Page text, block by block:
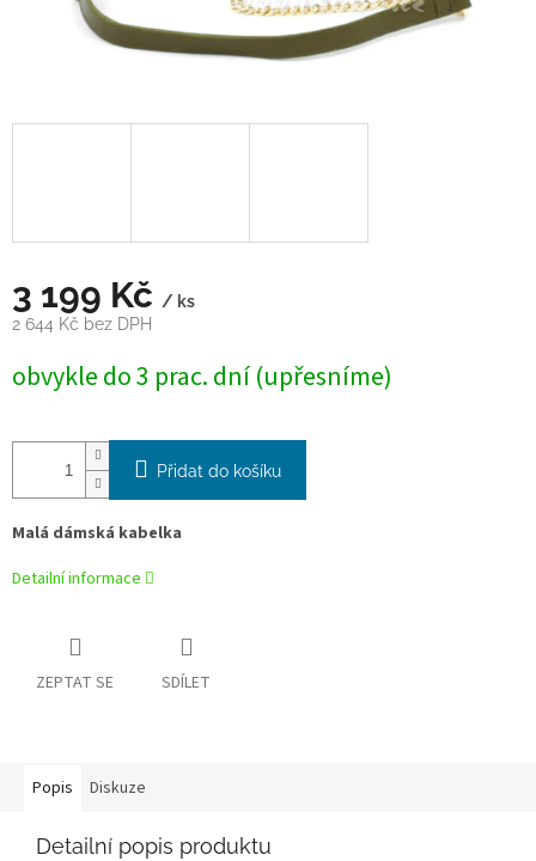
3 199 Kč / ks
2 644 Kč bez DPH
cena:
obvykle do 3 prac. dní (upřesníme)
Přidat do košíku
Malá dámská kabelka
Detailní informace
ZEPTAT SE SDÍLET
Popis Diskuze
Detailní popis produktu